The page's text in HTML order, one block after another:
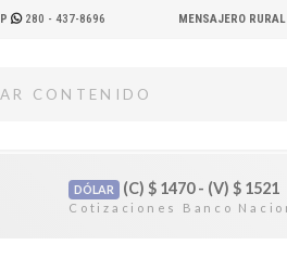
280 - 437-8696 MENSAJERO RURAL
DÓLAR (C) $1470 - (V) $1521